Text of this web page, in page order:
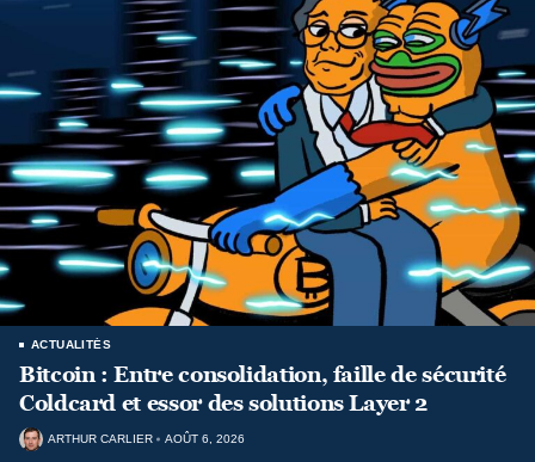
ACTUALITÉS
Bitcoin : Entre consolidation, faille de sécurité
Coldcard et essor des solutions Layer 2
ARTHUR CARLIER AOÛT 6, 2026